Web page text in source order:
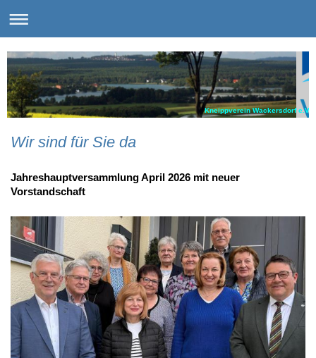
Kneippverein Wackersdorf e.V.
Wir sind für Sie da
Jahreshauptversammlung April 2026 mit neuer
Vorstandschaft